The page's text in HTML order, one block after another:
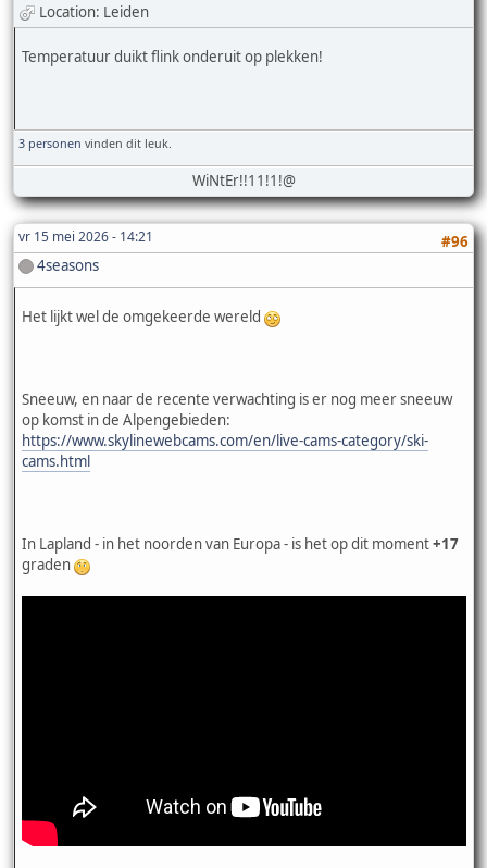
Location: Leiden
Temperatuur duikt flink onderuit op plekken!
3 personen vinden dit leuk.
WiNtEr!!11!1!@
vr 15 mei 2026 - 14:21
#96
4seasons
Het lijkt wel de omgekeerde wereld
Sneeuw, en naar de recente verwachting is er nog meer sneeuw
op komst in de Alpengebieden:
https://www.skylinewebcams.com/en/live-cams-category/ski-
cams.html
In Lapland - in het noorden van Europa - is het op dit moment+17
graden